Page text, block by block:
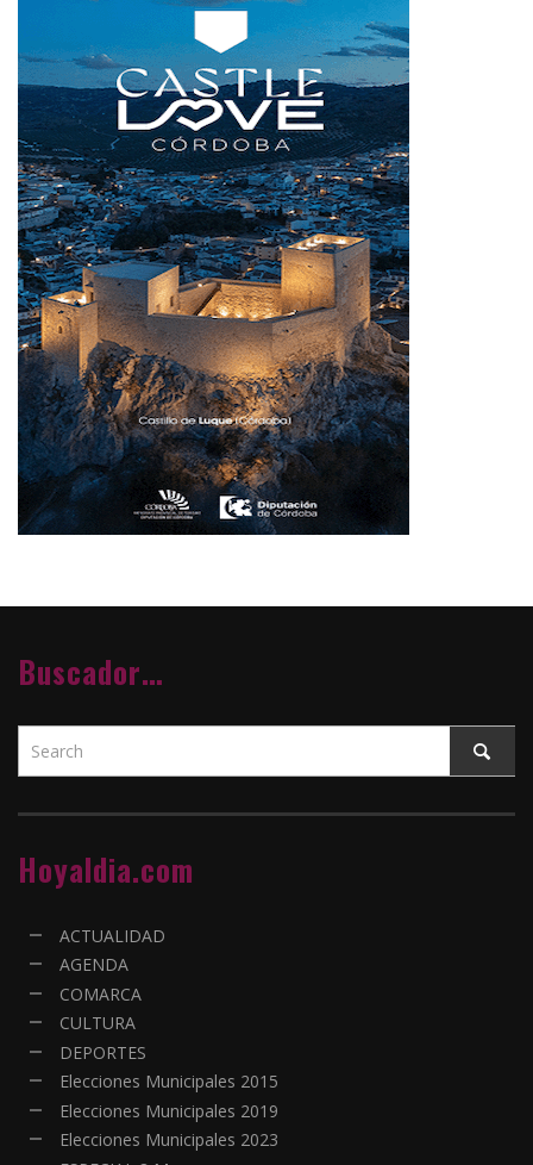
Buscador…
Hoyaldia.com
ACTUALIDAD
AGENDA
COMARCA
CULTURA
DEPORTES
Elecciones Municipales 2015
Elecciones Municipales 2019
Elecciones Municipales 2023